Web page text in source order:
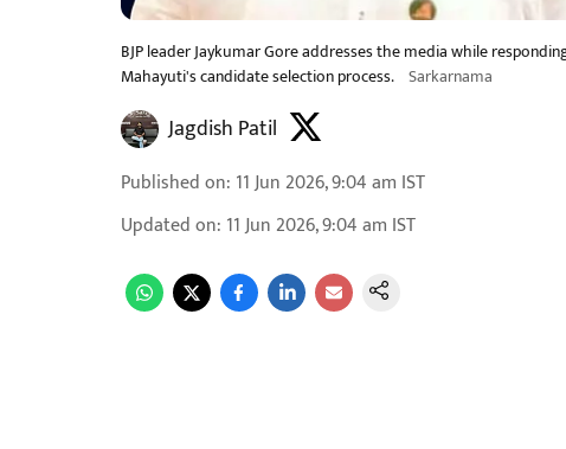
BJP leader Jaykumar Gore addresses the media while
Mahayuti's candidate selection process. Sarkarnama
Jagdish Patil
Published on: 11 Jun 2026, 9:04 am IST
Updated on: 11 Jun 2026, 9:04 am IST